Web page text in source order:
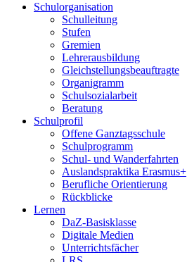
Schulorganisation
Schulleitung
Stufen
Gremien
Lehrerausbildung
Gleichstellungsbeauftragte
Organigramm
Schulsozialarbeit
Beratung
Schulprofil
Offene Ganztagsschule
Schulprogramm
Schul- und Wanderfahrten
Auslandspraktika Erasmus+
Berufliche Orientierung
Rückblicke
Lernen
DaZ-Basisklasse
Digitale Medien
Unterrichtsfächer